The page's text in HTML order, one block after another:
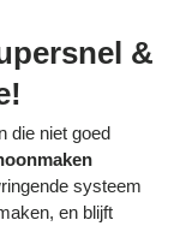
&
die niet goed
systeem
en blijft